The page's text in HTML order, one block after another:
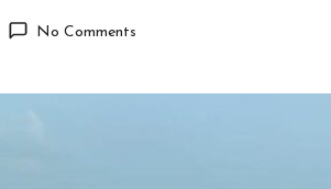
No Comments